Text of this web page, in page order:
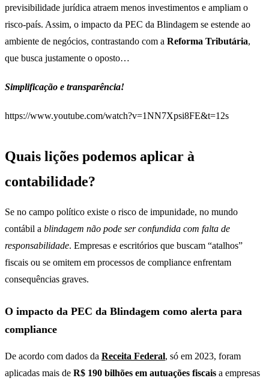
previsibilidade jurídica atraem menos investimentos e ampliam o
risco-país. Assim, o impacto da PEC da Blindagem se estende ao
ambiente de negócios, contrastando com a Reforma Tributária,
que busca justamente o oposto…
Simplificação e transparência!
https://www.youtube.com/watch?v=1NN7Xpsi8FE&t=12s
Quais lições podemos aplicar à
contabilidade?
Se no campo político existe o risco de impunidade, no mundo
contábil a blindagem não pode ser confundida com falta de
responsabilidade. Empresas e escritórios que buscam “atalhos”
fiscais ou se omitem em processos de compliance enfrentam
consequências graves.
O impacto da PEC da Blindagem como alerta para
compliance
De acordo com dados da Receita Federal, só em 2023, foram
aplicadas mais de R$ 190 bilhões em autuações fiscais a empresas